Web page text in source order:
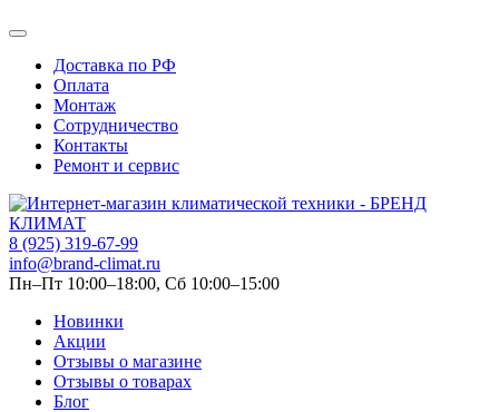
Доставка по РФ
Оплата
Монтаж
Сотрудничество
Контакты
Ремонт и сервис
8 (925) 319-67-99
info@brand-climat.ru
Пн–Пт 10:00–18:00, Сб 10:00–15:00
Новинки
Акции
Отзывы о магазине
Отзывы о товарах
Блог